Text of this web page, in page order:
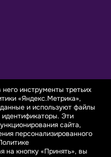
инструменты третьих
«Яндекс.Метрика»,
и используют файлы
идентификаторы. Эти
сайта,
персонализированного
на кнопку «Принять», вы